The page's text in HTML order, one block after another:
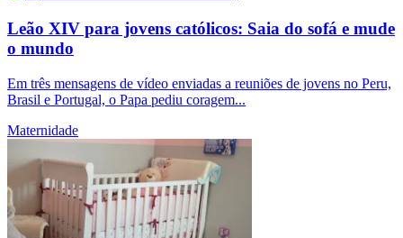
Leão XIV para jovens católicos: Saia do sofá e mude
o mundo
Em três mensagens de vídeo enviadas a reuniões de jovens no Peru,
Brasil e Portugal, o Papa pediu coragem...
Maternidade